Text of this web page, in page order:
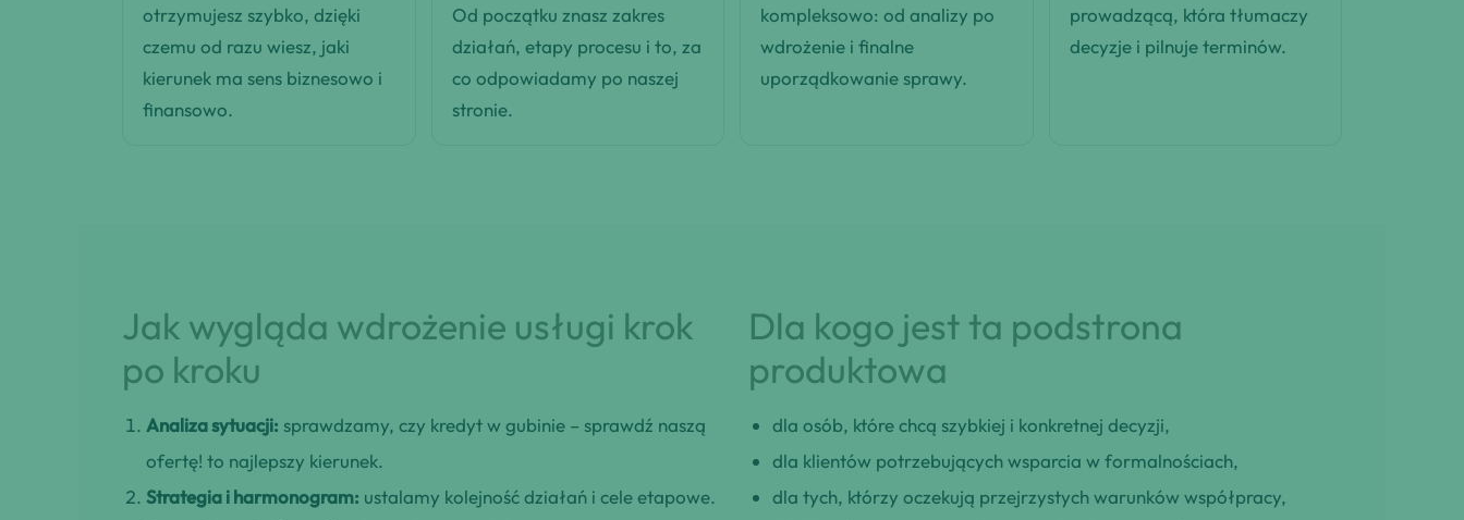
otrzymujesz szybko, dzięki
czemu od razu wiesz, jaki
kierunek ma sens biznesowo i
finansowo.
Od początku znasz zakres
działań, etapy procesu i to, za
co odpowiadamy po naszej
stronie.
kompleksowo: od analizy po
wdrożenie i finalne
uporządkowanie sprawy.
prowadzącą, która tłumaczy
decyzje i pilnuje terminów.
Jak wygląda wdrożenie usługi krok
po kroku
Analiza sytuacji: sprawdzamy, czy kredyt w gubinie – sprawdź naszą
ofertę! to najlepszy kierunek.
Strategia i harmonogram: ustalamy kolejność działań i cele etapowe.
Dla kogo jest ta podstrona
produktowa
dla osób, które chcą szybkiej i konkretnej decyzji,
dla klientów potrzebujących wsparcia w formalnościach,
dla tych, którzy oczekują przejrzystych warunków współpracy,